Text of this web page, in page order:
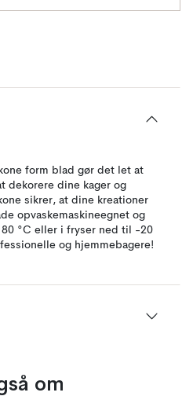
form blad gør det let at
dekorere dine kager og
sikrer, at dine kreationer
opvaskemaskineegnet og
°C eller i fryser ned til -20
og hjemmebagere!
om